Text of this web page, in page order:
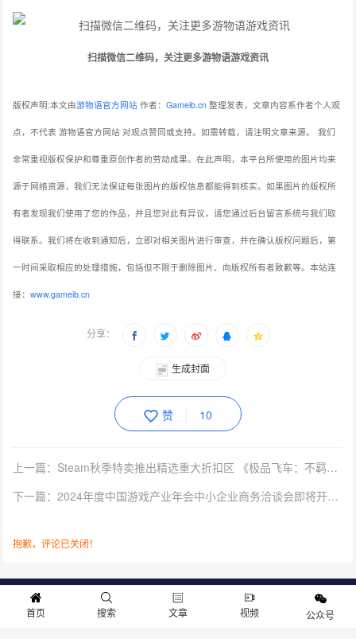
扫描微信二维码，关注更多游物语游戏资讯
版权声明:本文由游物语官方网站 作者：Gameib.cn 整理发表，文章内容系作者个人观
点，不代表 游物语官方网站 对观点赞同或支持。如需转载，请注明文章来源。 我们
非常重视版权保护和尊重原创作者的劳动成果。在此声明，本平台所使用的图片均来
源于网络资源，我们无法保证每张图片的版权信息都能得到核实。如果图片的版权所
有者发现我们使用了您的作品，并且您对此有异议，请您通过后台留言系统与我们取
得联系。我们将在收到通知后，立即对相关图片进行审查，并在确认版权问题后，第
一时间采取相应的处理措施，包括但不限于删除图片、向版权所有者致歉等。本站连
接：www.gameib.cn
分享：
生成封面
赞 10
上一篇：Steam秋季特卖推出精选重大折扣区 《极品飞车：不羁》等游戏1折开售
下一篇：2024年度中国游戏产业年会中小企业商务洽谈会即将开启报名！
抱歉，评论已关闭！
关于我们 寻求报道 投稿须知 商务合作 版权申明
联系我们
首页 搜索 文章 视频 公众号